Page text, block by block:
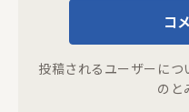
コ
投稿されるユーザーにつ
のと